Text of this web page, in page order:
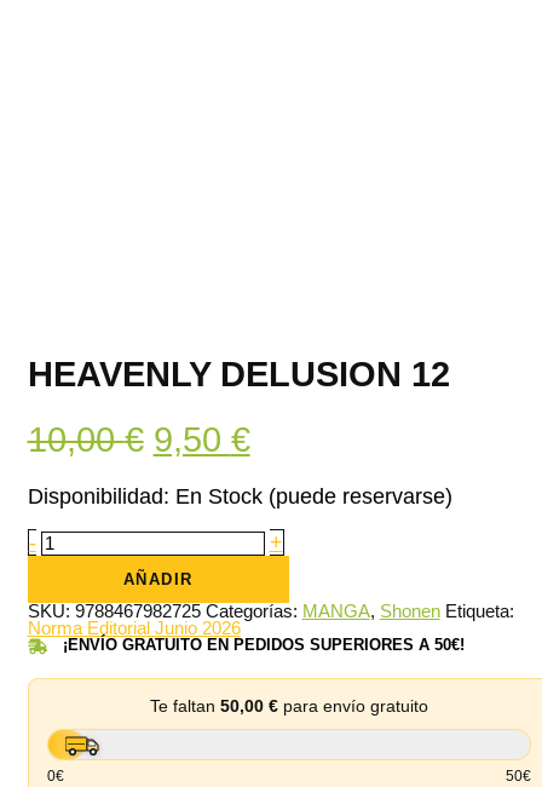
HEAVENLY DELUSION 12
10,00€ El
precio
original
era:
10,00 €.
9,50 €El
precio
actual
9,50 €.
Disponibilidad: En Stock (puede reservarse)
- Heavenly
Delusion
+
AÑADIR
SKU: 9788467982725 Categorías: MANGA, Shonen Etiqueta:
Norma Editorial Junio 2026
¡ENVÍO GRATUITO EN PEDIDOS SUPERIORES A 50€!
Te faltan 50,00 €para envío gratuito
0€ 50€